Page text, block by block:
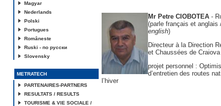
Magyar
Nederlands
Polski
Portugues
Româneste
Ruski - по русски
Slovensky
METRATECH
PARTENAIRES-PARTNERS
RESULTATS / RESULTS
TOURISME & VIE SOCIALE /
Mr Petre CIOBOTEA -
(parle français et
english)
Directeur à la Direction
et Chaussées de Craiova
projet personnel :
d’entretien des routes
l’hiver